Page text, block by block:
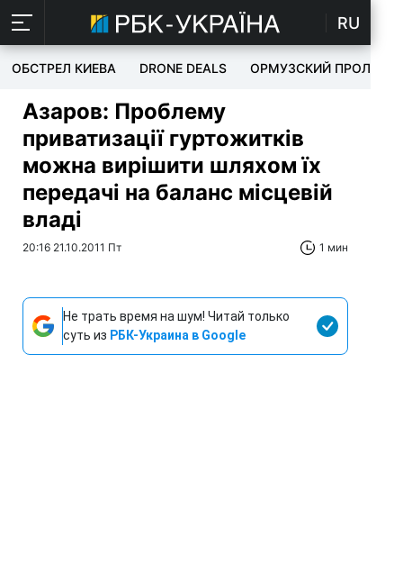
RU
ОБСТРЕЛ КИЕВА DRONE DEALS ОРМУЗСКИЙ ПРОЛИВ
Азаров: Проблему
приватизації гуртожитків
можна вирішити шляхом їх
передачі на баланс місцевій
владі
20:16 21.10.2011 Пт 1 мин
Не трать время на шум! Читай только
суть из РБК-Украина в Google